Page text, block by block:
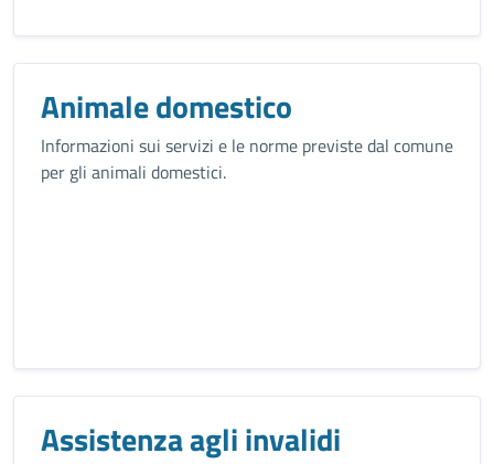
Animale domestico
Informazioni sui servizi e le norme previste dal comune
per gli animali domestici.
Assistenza agli invalidi